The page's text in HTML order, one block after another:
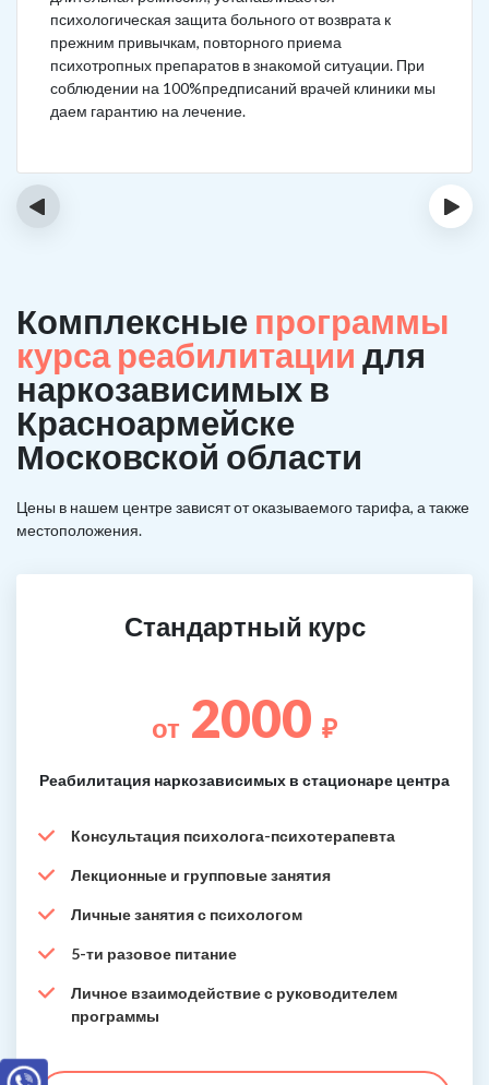
психологическая защита больного от возврата к
прежним привычкам, повторного приема
психотропных препаратов в знакомой ситуации. При
соблюдении на 100%предписаний врачей клиники мы
даем гарантию на лечение.
‹ ›
Комплексные программы
курса реабилитации для
наркозависимых в
Красноармейске
Московской области
Цены в нашем центре зависят от оказываемого тарифа, а также
местоположения.
Стандартный курс
от 2000 ₽
Реабилитация наркозависимых в стационаре центра
Консультация психолога-психотерапевта
Лекционные и групповые занятия
Личные занятия с психологом
5-ти разовое питание
Личное взаимодействие с руководителем
программы